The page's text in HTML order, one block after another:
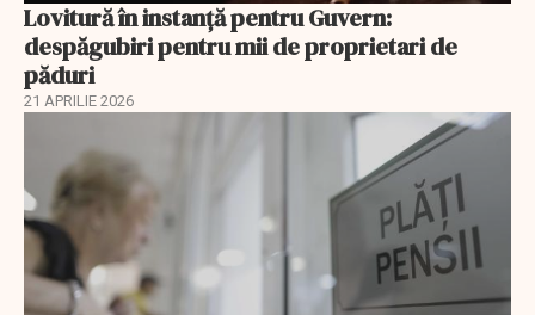
Lovitură în instanță pentru Guvern:
despăgubiri pentru mii de proprietari de
păduri
21 APRILIE 2026